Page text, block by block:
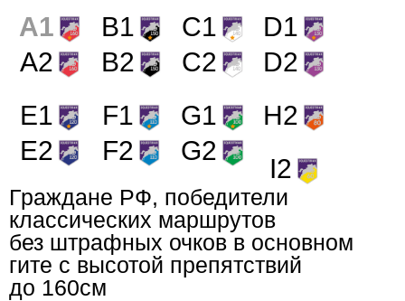
A1
A2
B1
B2
C1
C2
D1
D2
E1
E2
F1
F2
G1
G2
H2
I2
Граждане РФ, победители
классических маршрутов
без штрафных очков в основном
гите с высотой препятствий
до 160см